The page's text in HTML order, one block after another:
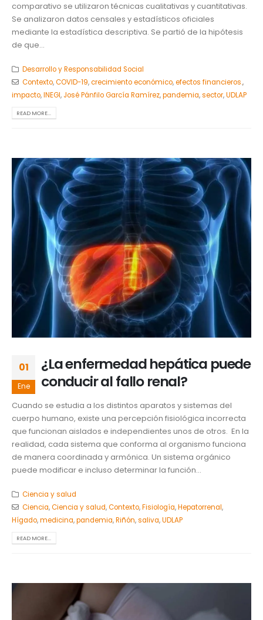
comparativo se utilizaron técnicas cualitativas y cuantitativas.
Se analizaron datos censales y estadísticos oficiales
mediante la estadística descriptiva. Se partió de la hipótesis
de que...
Desarrollo y Responsabilidad Social
Contexto,COVID-19,crecimiento económico,efectos financieros.,
impacto,INEGI, José Pánfilo García Ramírez,pandemia,sector,UDLAP
READ MORE...
01
Ene
¿La enfermedad hepática puede
conducir al fallo renal?
Cuando se estudia a los distintos aparatos y sistemas del
cuerpo humano, existe una percepción fisiológica incorrecta
que funcionan aislados e independientes unos de otros. En la
realidad, cada sistema que conforma al organismo funciona
de manera coordinada y armónica. Un sistema orgánico
puede modificar e incluso determinar la función...
Ciencia y salud
Ciencia,Ciencia y salud,Contexto,Fisiología,Hepatorrenal,
Hígado,medicina,pandemia,Riñón,saliva,UDLAP
READ MORE...